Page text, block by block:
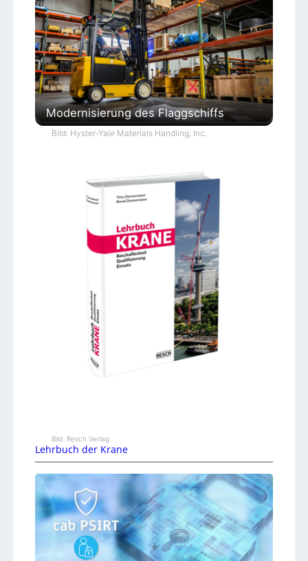
Modernisierung des Flaggschiffs
Bild: Hyster-Yale Materials Handling, Inc.
Bild: Resch Verlag
Lehrbuch der Krane